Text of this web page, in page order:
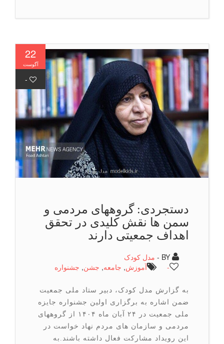
22
آگوست
-
دستجردی: گروههای مردمی و
سمن ها نقش کلیدی در تحقق
اهداف جمعیتی دارند
مدل کودک
آموزش,جامعه ,جشن,جشنواره
به گزارش مدل کودک، دبیر ستاد ملی جمعیت
ضمن اشاره به برگزاری اولین جشنواره جایزه
ملی جمعیت در ۲۴ آبان ماه ۱۴۰۴ از گروههای
مردمی و سازمان های مردم نهاد خواست در
این رویداد مشارکت فعال داشته باشند.به